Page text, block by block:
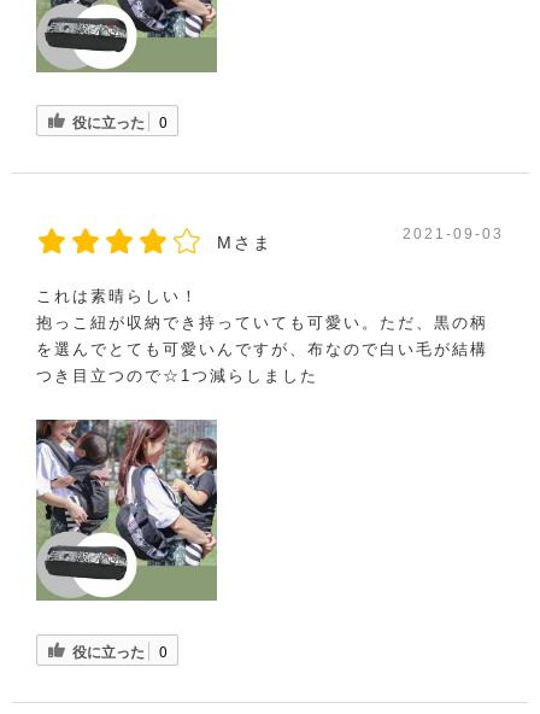
役に立った 0
Mさま 2021-09-03
これは素晴らしい！
抱っこ紐が収納でき持っていても可愛い。ただ、黒の柄
を選んでとても可愛いんですが、布なので白い毛が結構
つき目立つので☆1つ減らしました
役に立った 0